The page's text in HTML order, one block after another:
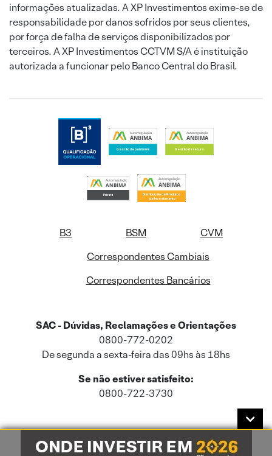
informações atualizadas. A XP Investimentos exime-se de
responsabilidade por danos sofridos por seus clientes,
por força de falha de serviços disponibilizados por
terceiros. A XP Investimentos CCTVM S/A é instituição
autorizada a funcionar pelo Banco Central do Brasil.
B3 BSM
CVM
Correspondentes Cambiais
Correspondentes Bancários
SAC - Dúvidas, Reclamações e Orientações
0800-772-0202
De segunda a sexta-feira das 09hs às 18hs
Se não estiver satisfeito:
0800-722-3730
Este site usa cookies e dados pessoais de acordo com a nossaPolítica de
Cookies
e a nossaPolítica de Privacidade.